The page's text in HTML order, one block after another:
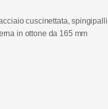
cuscinettata,
in ottone da 165 mm